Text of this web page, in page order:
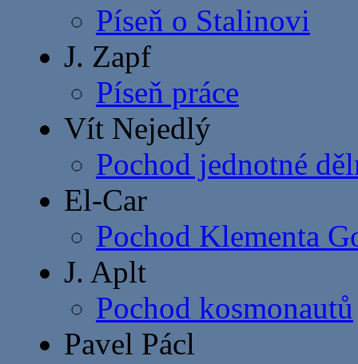
Píseň o Stalinovi
J. Zapf
Píseň práce
Vít Nejedlý
Pochod jednotné
El-Car
Pochod Klementa
J. Aplt
Pochod kosmonautů
Pavel Pácl